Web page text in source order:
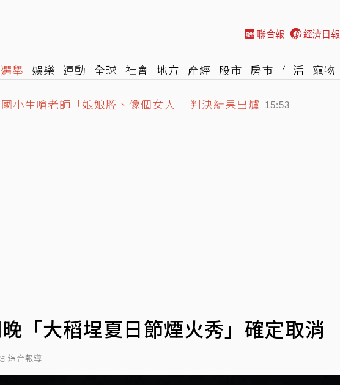
聯合報 經濟日報
選舉 娛樂 運動 全球 社會 地方 產經 股市 房市 生活 寵物
小生嗆老師「娘娘腔、像個女人」 判決結果出爐
助攻？王惠美與魏平政見面 彰化藍營整合露曙光 15:29
「大稻埕夏日節煙火秀」確定取消
綜合報導